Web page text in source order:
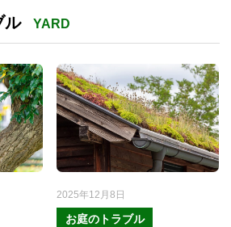
ル YARD
2025年12月8日
お庭のトラブル